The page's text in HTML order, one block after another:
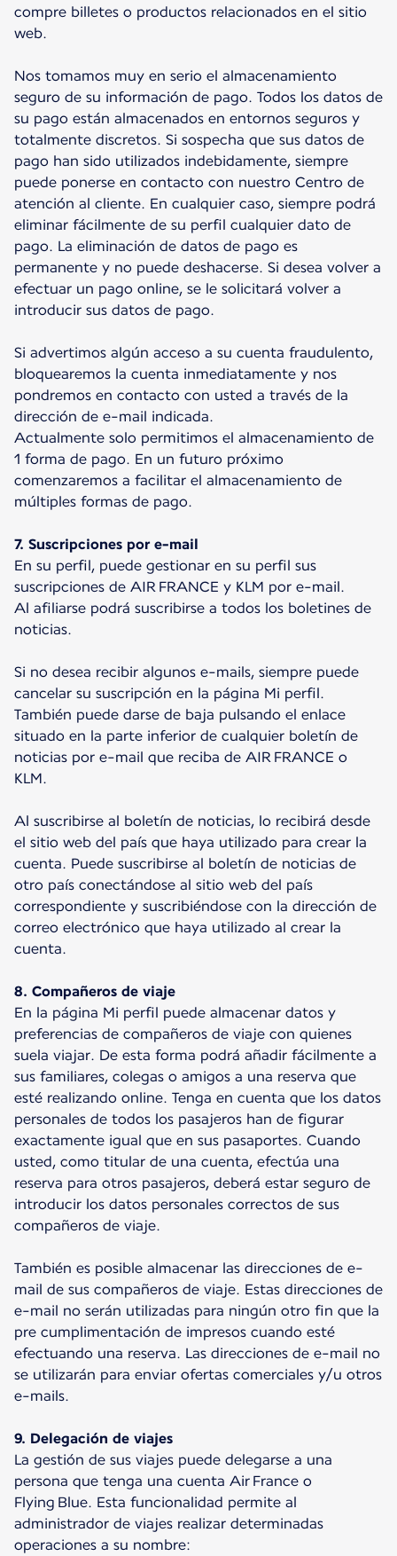
compre billetes o productos relacionados en el sitio
web.
Nos tomamos muy en serio el almacenamiento
seguro de su información de pago. Todos los datos de
su pago están almacenados en entornos seguros y
totalmente discretos. Si sospecha que sus datos de
pago han sido utilizados indebidamente, siempre
puede ponerse en contacto con nuestro Centro de
atención al cliente. En cualquier caso, siempre podrá
eliminar fácilmente de su perfil cualquier dato de
pago. La eliminación de datos de pago es
permanente y no puede deshacerse. Si desea volver a
efectuar un pago online, se le solicitará volver a
introducir sus datos de pago.
Si advertimos algún acceso a su cuenta fraudulento,
bloquearemos la cuenta inmediatamente y nos
pondremos en contacto con usted a través de la
dirección de e-mail indicada.
Actualmente solo permitimos el almacenamiento de
1 forma de pago. En un futuro próximo
comenzaremos a facilitar el almacenamiento de
múltiples formas de pago.
7. Suscripciones por e-mail
En su perfil, puede gestionar en su perfil sus
suscripciones de AIR FRANCE y KLM por e-mail.
Al afiliarse podrá suscribirse a todos los boletines de
noticias.
Si no desea recibir algunos e-mails, siempre puede
cancelar su suscripción en la página Mi perfil.
También puede darse de baja pulsando el enlace
situado en la parte inferior de cualquier boletín de
noticias por e-mail que reciba de AIR FRANCE o
KLM.
Al suscribirse al boletín de noticias, lo recibirá desde
el sitio web del país que haya utilizado para crear la
cuenta. Puede suscribirse al boletín de noticias de
otro país conectándose al sitio web del país
correspondiente y suscribiéndose con la dirección de
correo electrónico que haya utilizado al crear la
cuenta.
8. Compañeros de viaje
En la página Mi perfil puede almacenar datos y
preferencias de compañeros de viaje con quienes
suela viajar. De esta forma podrá añadir fácilmente a
sus familiares, colegas o amigos a una reserva que
esté realizando online. Tenga en cuenta que los datos
personales de todos los pasajeros han de figurar
exactamente igual que en sus pasaportes. Cuando
usted, como titular de una cuenta, efectúa una
reserva para otros pasajeros, deberá estar seguro de
introducir los datos personales correctos de sus
compañeros de viaje.
También es posible almacenar las direcciones de e-
mail de sus compañeros de viaje. Estas direcciones de
e-mail no serán utilizadas para ningún otro fin que la
pre cumplimentación de impresos cuando esté
efectuando una reserva. Las direcciones de e-mail no
se utilizarán para enviar ofertas comerciales y/u otros
e-mails.
9. Delegación de viajes
La gestión de sus viajes puede delegarse a una
persona que tenga una cuenta Air France o
Flying Blue. Esta funcionalidad permite al
administrador de viajes realizar determinadas
operaciones a su nombre: